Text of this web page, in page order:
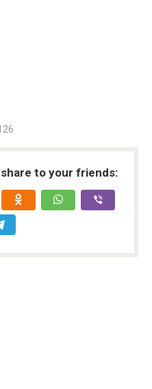
to your friends: